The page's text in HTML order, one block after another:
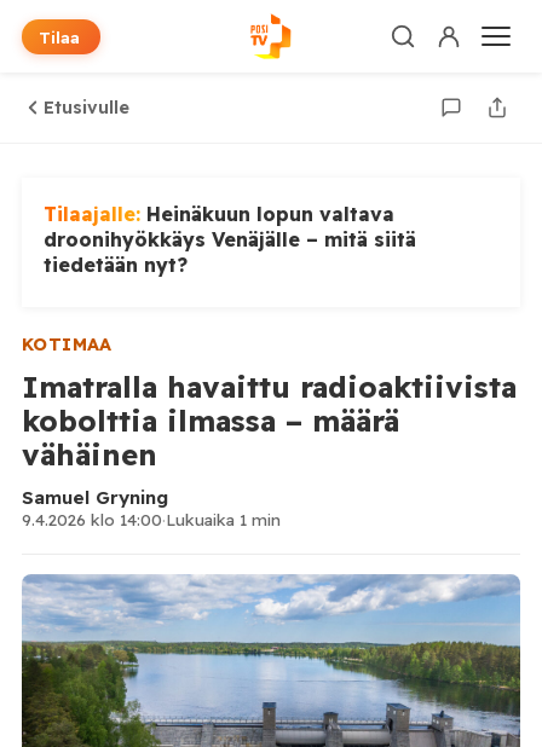
Tilaa
Etusivulle
Tilaajalle: Heinäkuun lopun valtava
droonihyökkäys Venäjälle – mitä siitä
tiedetään nyt?
KOTIMAA
Imatralla havaittu radioaktiivista
kobolttia ilmassa – määrä
vähäinen
Samuel Gryning
9.4.2026 klo 14:00·Lukuaika 1 min